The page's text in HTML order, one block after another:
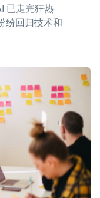
已走完狂热
纷回归技术和